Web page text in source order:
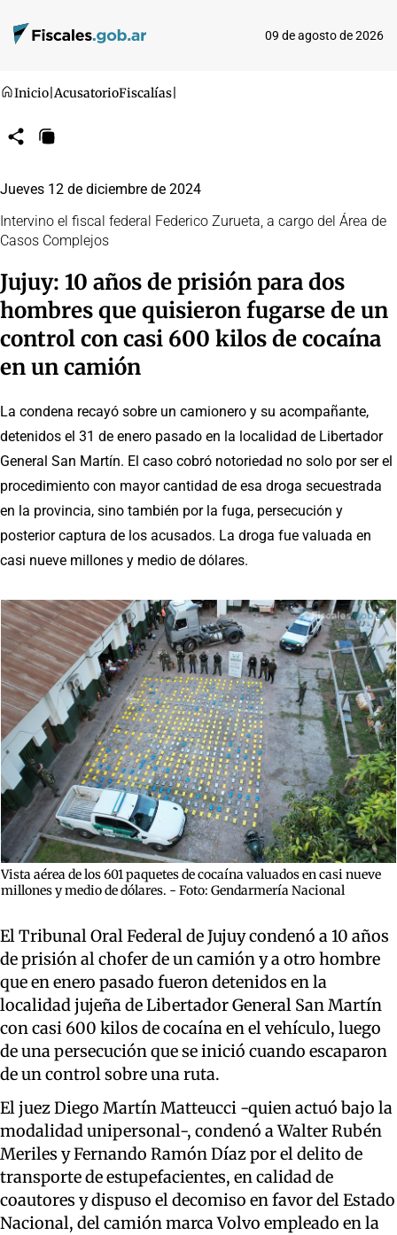
09 de agosto de 2026
Inicio AcusatorioFiscalías
CompartirCopiar
Jueves 12 de diciembre de 2024
Intervino el fiscal federal Federico Zurueta, a cargo del Área de
Casos Complejos
Jujuy: 10 años de prisión para dos
hombres que quisieron fugarse de un
control con casi 600 kilos de cocaína
en un camión
La condena recayó sobre un camionero y su acompañante,
detenidos el 31 de enero pasado en la localidad de Libertador
General San Martín. El caso cobró notoriedad no solo por ser el
procedimiento con mayor cantidad de esa droga secuestrada
en la provincia, sino también por la fuga, persecución y
posterior captura de los acusados. La droga fue valuada en
casi nueve millones y medio de dólares.
Vista aérea de los 601 paquetes de cocaína valuados en casi nueve
millones y medio de dólares. - Foto: Gendarmería Nacional
El Tribunal Oral Federal de Jujuy condenó a 10 años
de prisión al chofer de un camión y a otro hombre
que en enero pasado fueron detenidos en la
localidad jujeña de Libertador General San Martín
con casi 600 kilos de cocaína en el vehículo, luego
de una persecución que se inició cuando escaparon
de un control sobre una ruta.
El juez Diego Martín Matteucci -quien actuó bajo la
modalidad unipersonal-, condenó a Walter Rubén
Meriles y Fernando Ramón Díaz por el delito de
transporte de estupefacientes, en calidad de
coautores y dispuso el decomiso en favor del Estado
Nacional, del camión marca Volvo empleado en la